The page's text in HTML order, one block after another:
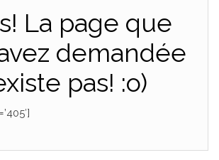
La page que
demandée
pas! :o)